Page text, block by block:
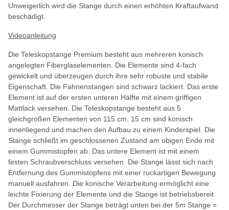
Unweigerlich wird die Stange durch einen erhöhten Kraftaufwand
beschädigt.
Videoanleitung
Die Teleskopstange Premium besteht aus mehreren konisch
angelegten Fiberglaselementen. Die Elemente sind 4-fach
gewickelt und überzeugen durch ihre sehr robuste und stabile
Eigenschaft. Die Fahnenstangen sind schwarz lackiert. Das erste
Element ist auf der ersten unteren Hälfte mit einem griffigen
Mattlack versehen. Die Teleskopstange besteht aus 5
gleichgroßen Elementen von 115 cm. 15 cm sind konisch
innenliegend und machen den Aufbau zu einem Kinderspiel. Die
Stange schließt im geschlossenen Zustand am obigen Ende mit
einem Gummistopfen ab. Das untere Element ist mit einem
festen Schraubverschluss versehen. Die Stange lässt sich nach
Entfernung des Gummistopfens mit einer ruckartigen Bewegung
manuell ausfahren. Die konische Verarbeitung ermöglicht eine
leichte Fixierung der Elemente und die Stange ist betriebsbereit.
Der Durchmesser der Stange beträgt unten bei der 5m Stange =